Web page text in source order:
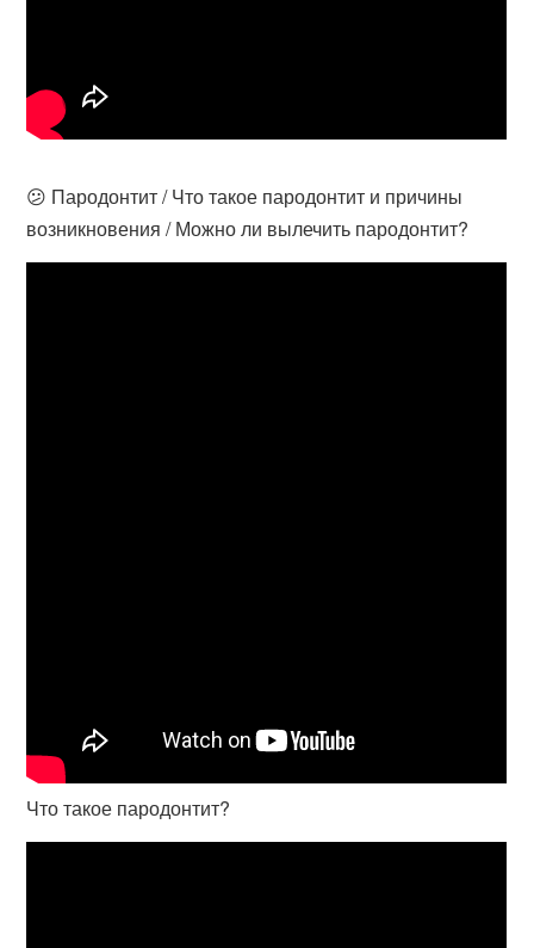
😕 Пародонтит / Что такое пародонтит и причины
возникновения / Можно ли вылечить пародонтит?
Что такое пародонтит?